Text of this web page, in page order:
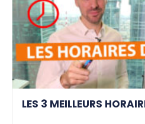
LES 3 MEILLEURS